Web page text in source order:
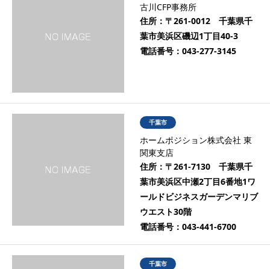
古川CFP事務所
住所： 〒261-0012 千葉県千
葉市美浜区磯辺1丁目40-3
電話番号： 043-277-3145
千葉市
ホームポジション株式会社 東
関東支店
住所： 〒261-7130 千葉県千
葉市美浜区中瀬2丁目6番地1ワ
ールドビジネスガーデンマリブ
ウエスト30階
電話番号： 043-441-6700
千葉市